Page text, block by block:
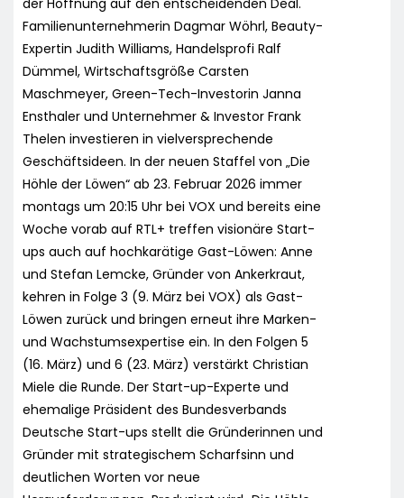
Familienunternehmerin Dagmar Wöhrl, Beauty-
Expertin Judith Williams, Handelsprofi Ralf
Dümmel, Wirtschaftsgröße Carsten
Maschmeyer, Green-Tech-Investorin Janna
Ensthaler und Unternehmer & Investor Frank
Thelen investieren in vielversprechende
Geschäftsideen. In der neuen Staffel von „Die
Höhle der Löwen“ ab 23. Februar 2026 immer
montags um 20:15 Uhr bei VOX und bereits eine
Woche vorab auf RTL+ treffen visionäre Start-
ups auch auf hochkarätige Gast-Löwen: Anne
und Stefan Lemcke, Gründer von Ankerkraut,
kehren in Folge 3 (9. März bei VOX) als Gast-
Löwen zurück und bringen erneut ihre Marken-
und Wachstumsexpertise ein. In den Folgen 5
(16. März) und 6 (23. März) verstärkt Christian
Miele die Runde. Der Start-up-Experte und
ehemalige Präsident des Bundesverbands
Deutsche Start-ups stellt die Gründerinnen und
Gründer mit strategischem Scharfsinn und
deutlichen Worten vor neue